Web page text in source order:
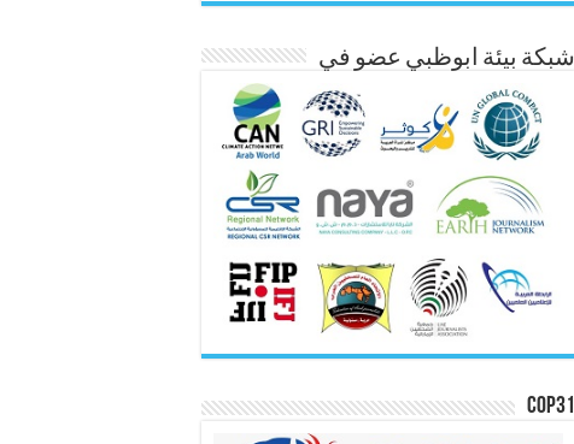
شبكة بيئة ابوظبي عضو في
COP31